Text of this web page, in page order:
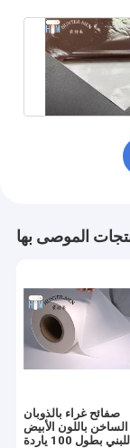
الموصى بها
صفائح غراء بالذوبان
الساخن باللون الأبيض
اللبني بطول 100 ياردة